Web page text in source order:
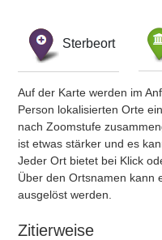
Sterbeort
Auf der Karte werden im
Person lokalisierten Orte
nach Zoomstufe
ist etwas stärker und es
Jeder Ort bietet bei Klick
Über den Ortsnamen kann
ausgelöst werden.
Zitierweise